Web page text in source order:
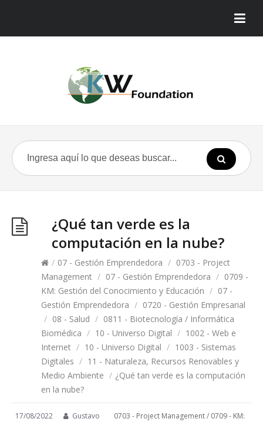
¿Qué tan verde es la
computación en la nube?
/ 07 - Gestión Emprendedora / 0703 - Project
Management / 07 - Gestión Emprendedora / 0709 -
KM: Gestión del Conocimiento y Educación / 07 -
Gestión Emprendedora / 0720 - Gestión Empresarial
/ 08 - Salud / 0811 - Biotecnología / Informática
Biomédica / 10 - Universo Digital / 1002 - Web e
Internet / 10 - Universo Digital / 1003 - Sistemas
Digitales / 11 - Naturaleza, Recursos Renovables y
Medio Ambiente / ¿Qué tan verde es la computación
en la nube?
17/08/2022 Gustavo 0703 - Project Management/ 0709 - KM: